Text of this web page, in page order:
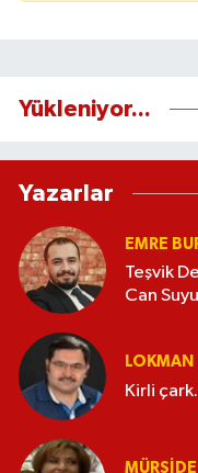
Yükleniyor...
Yazarlar
EMRE
Teşvik
Can
LOKMAN
Kirli